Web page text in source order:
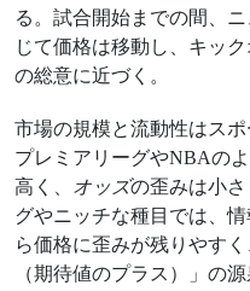
る。試合開始までの間、
じて価格は移動し、キッ
の総意に近づく。
市場の規模と流動性はス
プレミアリーグやNBAの
高く、 オッズの歪みは小
グやニッチな種目では、
ら価格に歪みが残りやす
（期待値のプラス）」の